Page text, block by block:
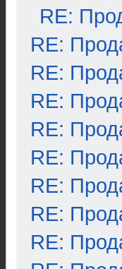
RE:
RE:
RE:
RE:
RE:
RE:
RE:
RE:
RE: